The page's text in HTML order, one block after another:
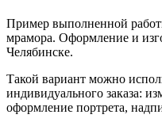
Пример выполненной
мрамора. Оформление и
Челябинске.
Такой вариант можно
индивидуального заказа:
оформление портрета,